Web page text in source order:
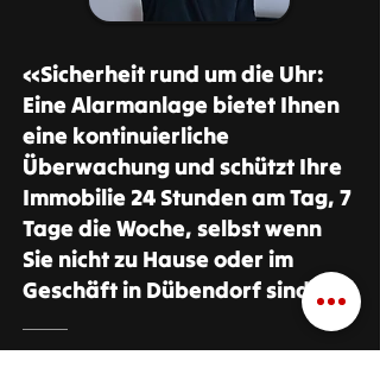
«Sicherheit rund um die Uhr:
Eine Alarmanlage bietet Ihnen
eine kontinuierliche
Überwachung und schützt Ihre
Immobilie 24 Stunden am Tag, 7
Tage die Woche, selbst wenn
Sie nicht zu Hause oder im
Geschäft in Dübendorf sind.»